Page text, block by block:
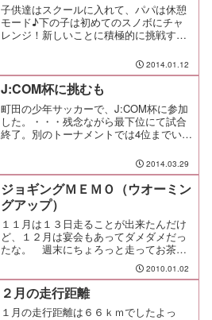
子供達はスクールに入れて、パパは休憩
モード♪下の子は初めてのスノボにチャ
レンジ！新しいことに積極的に挑戦する
2014.01.12
J:COM杯に挑むも
町田の少年サッカーで、J:COM杯に参加
した。・・・残念ながら最下位にて試合
終了。別のトーナメントでは4位までいっ
は集中力や気分を維持するのが難しいも
のだと痛感したよ。それにしても、
J:COM杯って日本全...
2014.03.29
ジョギングＭＥＭＯ（ウオーミン
グアップ）
１１月は１３日走ることが出来たんだけ
ど、１２月は宴会もあってダメダメだっ
たな。 週末にちょろっと走ってお茶を
濁している感じで、脂肪が貯まりやす
く、貯める機会も増える冬場としては、
もう悲しくなるくらいの走りっぷりだ。
そうは言っても、走ることに...
2010.01.02
２月の走行距離
１月の走行距離は６６ｋｍでしたよっ